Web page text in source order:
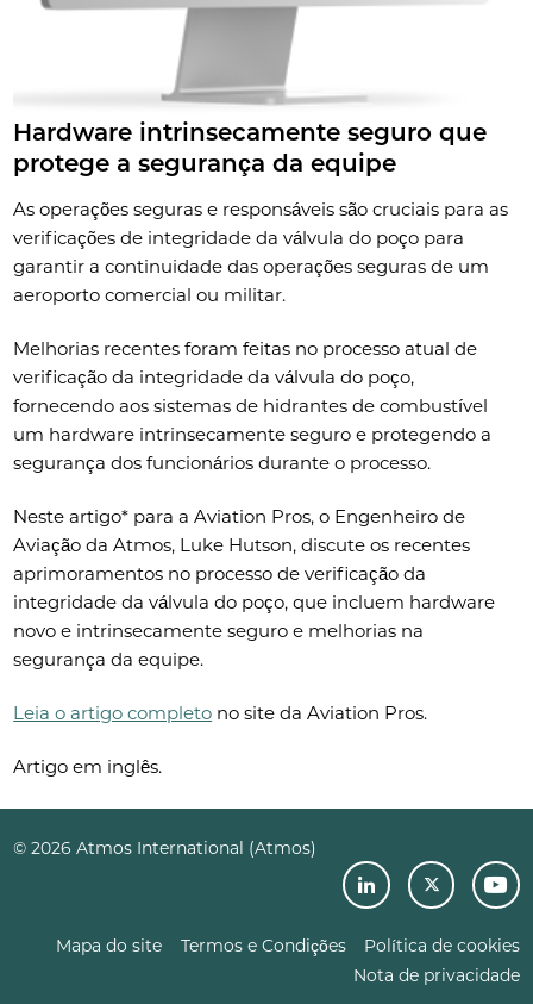
Hardware intrinsecamente seguro que
protege a segurança da equipe
As operações seguras e responsáveis são cruciais para as
verificações de integridade da válvula do poço para
garantir a continuidade das operações seguras de um
aeroporto comercial ou militar.
Melhorias recentes foram feitas no processo atual de
verificação da integridade da válvula do poço,
fornecendo aos sistemas de hidrantes de combustível
um hardware intrinsecamente seguro e protegendo a
segurança dos funcionários durante o processo.
Neste artigo* para a Aviation Pros, o Engenheiro de
Aviação da Atmos, Luke Hutson, discute os recentes
aprimoramentos no processo de verificação da
integridade da válvula do poço, que incluem hardware
novo e intrinsecamente seguro e melhorias na
segurança da equipe.
Leia o artigo completo no site da Aviation Pros.
Artigo em inglês.
© 2026 Atmos International (Atmos)
Mapa do site Termos e Condições
Política de cookies
Nota de privacidade